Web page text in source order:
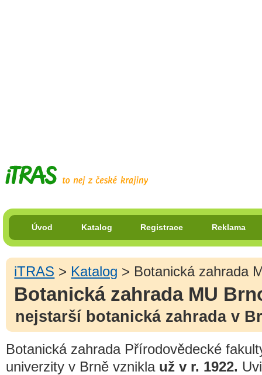
Úvod Katalog Registrace Reklama
iTRAS > Katalog > Botanická zahrada
Botanická zahrada MU
nejstarší botanická zahrada v
Botanická zahrada Přírodovědecké
univerzity v Brně vznikla už v r. 1922.